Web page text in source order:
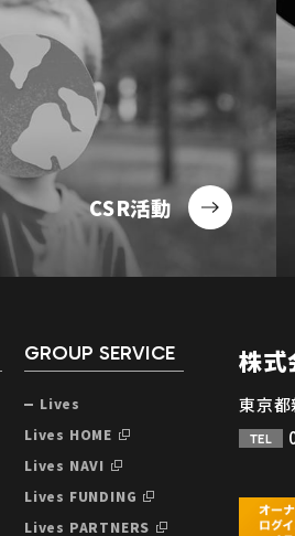
CSR活動
GROUP SERVICE
Lives
Lives HOME
Lives NAVI
Lives FUNDING
Lives PARTNERS
株式
東京
TEL